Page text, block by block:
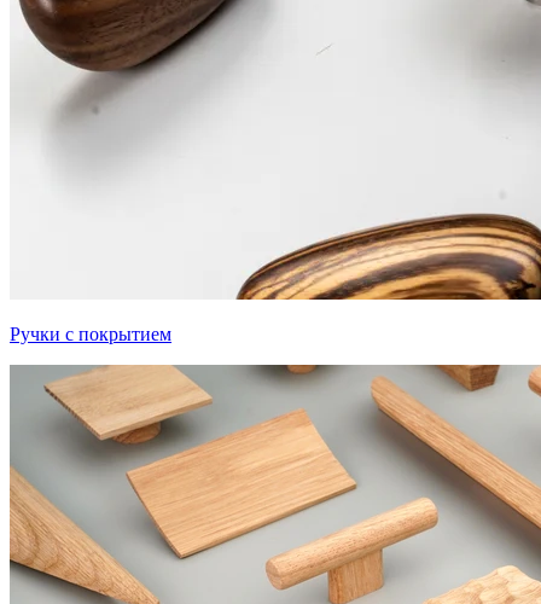
Ручки с покрытием